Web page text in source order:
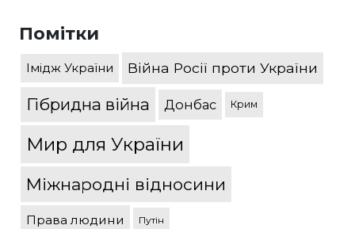
Помітки
Імідж України Війна Росії проти України
Гібридна війна Донбас Крим
Мир для України
Міжнародні відносини
Права людини Путін